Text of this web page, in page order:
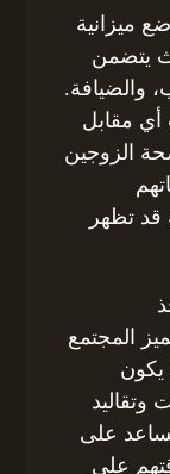
ميزانية
يتضمن
والضيافة.
أي مقابل
الزوجين
قد تظهر
المجتمع
يكون
على
على